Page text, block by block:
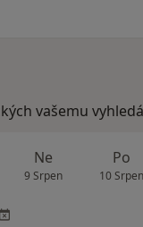
vašemu
Ne
9 Srpen
Po
10 Srpen